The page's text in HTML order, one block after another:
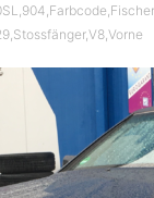
904 Farbcode
Stossfänger,V8 Vorne